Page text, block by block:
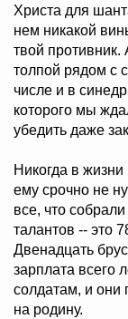
Христа для
нем никакой
твой противник.
толпой рядом с
числе и в
которого мы
убедить даже
Никогда в
ему срочно не
все, что
талантов -- это
Двенадцать
зарплата всего
солдатам, и они
на родину.